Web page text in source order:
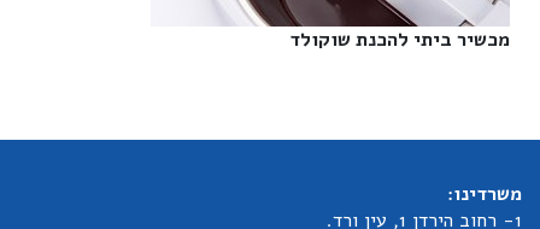
מכשיר ביתי להכנת שוקולד‎
משרדינו:
1- רחוב הירדן 1, עין ורד.